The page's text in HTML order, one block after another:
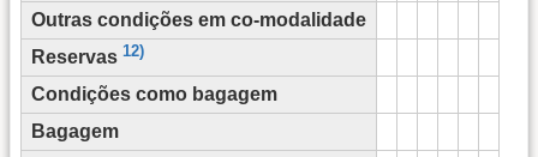
Outras condições em co-modalidade
Reservas 12)
Condições como bagagem
Bagagem